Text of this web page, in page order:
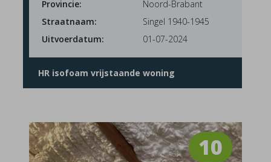
Provincie:
Noord-Brabant
Straatnaam:
Singel 1940-1945
Uitvoerdatum:
01-07-2024
HR isofoam vrijstaande woning
10